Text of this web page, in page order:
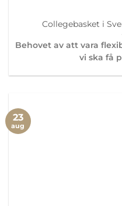
Collegebasket i
Behovet av att vara
vi ska få
23
aug